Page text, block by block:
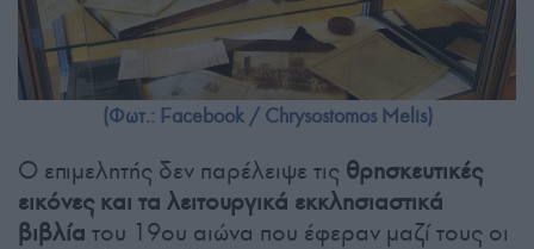
(Φωτ.: Facebook / Chrysostomos Melis)
Ο επιμελητής δεν παρέλειψε τις θρησκευτικές
εικόνες και τα λειτουργικά εκκλησιαστικά
βιβλία του 19ου αιώνα που έφεραν μαζί τους οι